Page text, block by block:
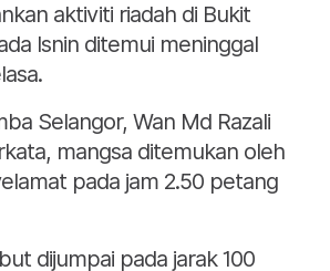
aktiviti riadah di Bukit
Isnin ditemui meninggal
Selangor, Wan Md Razali
mangsa ditemukan oleh
pada jam 2.50 petang
dijumpai pada jarak 100